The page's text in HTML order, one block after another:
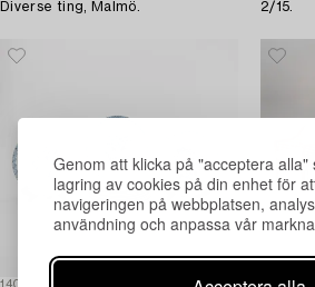
Genom att klicka på "acceptera alla"
lagring av cookies på din enhet för
navigeringen på webbplatsen,
användning och anpassa vår
Diverse ting, Malmö.
2/15.